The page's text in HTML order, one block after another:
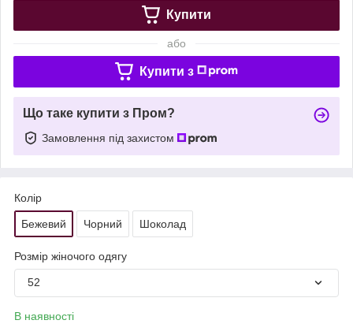
Купити
або
Купити з
Що таке купити з Пром?
Замовлення під захистом
Колір
Бежевий Чорний Шоколад
Розмір жіночого одягу
52
В наявності